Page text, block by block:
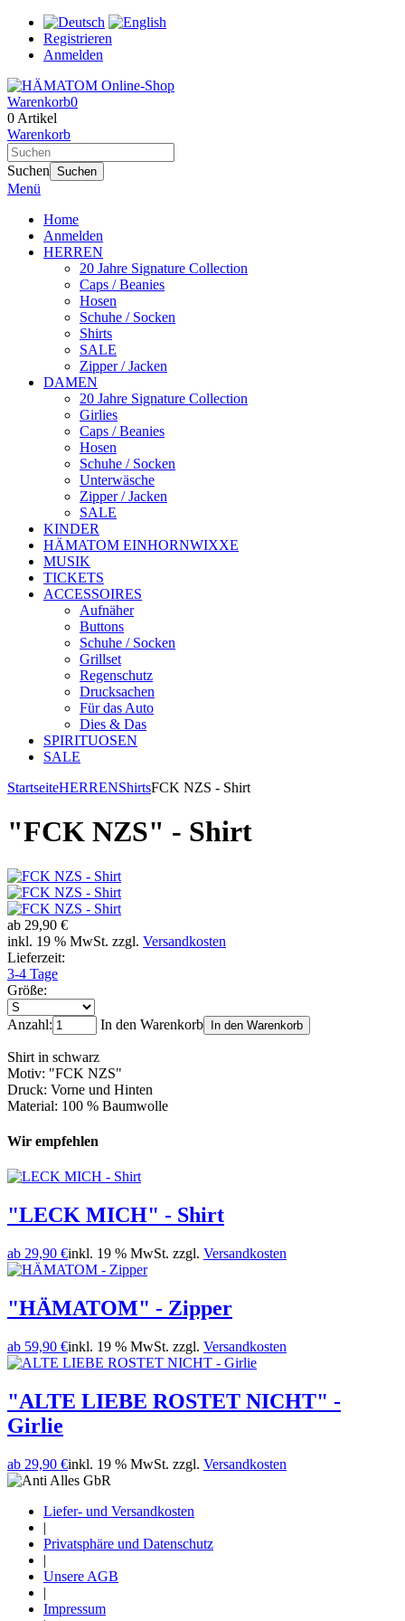
Registrieren
Anmelden
Warenkorb0
0 Artikel
Warenkorb
Suchen Suchen
Menü
Home
Anmelden
HERREN
20 Jahre Signature Collection
Caps / Beanies
Hosen
Schuhe / Socken
Shirts
SALE
Zipper / Jacken
DAMEN
20 Jahre Signature Collection
Girlies
Caps / Beanies
Hosen
Schuhe / Socken
Unterwäsche
Zipper / Jacken
SALE
KINDER
HÄMATOM EINHORNWIXXE
MUSIK
TICKETS
ACCESSOIRES
Aufnäher
Buttons
Schuhe / Socken
Grillset
Regenschutz
Drucksachen
Für das Auto
Dies & Das
SPIRITUOSEN
SALE
StartseiteHERRENShirtsFCK NZS - Shirt
"FCK NZS" - Shirt
ab 29,90 €
inkl. 19 % MwSt. zzgl. Versandkosten
Lieferzeit:
3-4 Tage
Größe:
Anzahl: In den Warenkorb In den Warenkorb
Shirt in schwarz
Motiv: "FCK NZS"
Druck: Vorne und Hinten
Material: 100 % Baumwolle
Wir empfehlen
"LECK MICH" - Shirt
ab 29,90 €inkl. 19 % MwSt. zzgl. Versandkosten
"HÄMATOM" - Zipper
ab 59,90 €inkl. 19 % MwSt. zzgl. Versandkosten
"ALTE LIEBE ROSTET NICHT" -
Girlie
ab 29,90 €inkl. 19 % MwSt. zzgl. Versandkosten
Liefer- und Versandkosten
|
Privatsphäre und Datenschutz
|
Unsere AGB
|
Impressum